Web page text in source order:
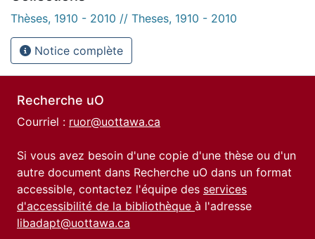
Thèses, 1910 - 2010 // Theses, 1910 - 2010
Notice complète
Recherche uO
Courriel : ruor@uottawa.ca
Si vous avez besoin d'une copie d'une thèse ou d'un
autre document dans Recherche uO dans un format
accessible, contactez l'équipe des services
d'accessibilité de la bibliothèque à l'adresse
libadapt@uottawa.ca